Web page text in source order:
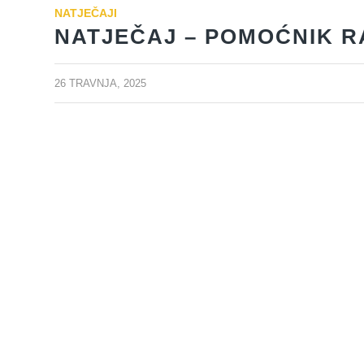
NATJEČAJI
NATJEČAJ – POMOĆNIK
26 TRAVNJA, 2025